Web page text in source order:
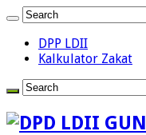
DPP LDII
Kalkulator Zakat